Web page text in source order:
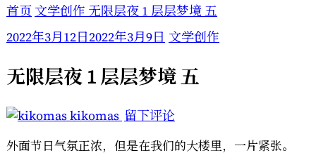
首页 文学创作 无限层夜 1 层层梦境 五
2022年3月12日2022年3月9日 文学创作
无限层夜 1 层层梦境 五
kikomas 于
限
留下评论
外面节日气氛正浓，但是在我们的大楼里，一片紧张。